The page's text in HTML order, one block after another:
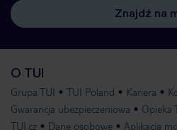
Znajdź na
O TUI
Grupa TUI TUI Poland Kariera
Gwarancja ubezpieczeniowa
Opieka
TUI.cz
Dane osobowe Aplikacja